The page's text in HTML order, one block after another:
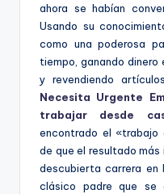
ahora se habían
Usando su
como una poderosa
tiempo, ganando dinero
y revendiendo
Necesita Urgente
trabajar desde
encontrado el «trabajo
de que el resultado más
descubierta carrera en
clásico padre que se